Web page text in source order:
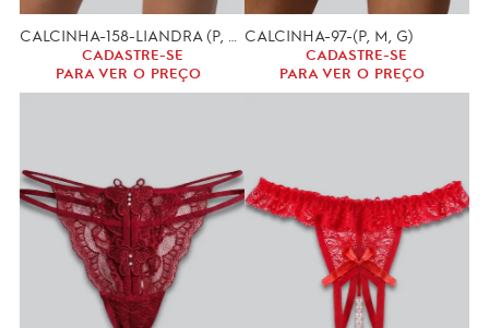
CADASTRE-SE
PARA VER O PREÇO
CALCINHA-97-(P, M, G)
CADASTRE-SE
PARA VER O PREÇO